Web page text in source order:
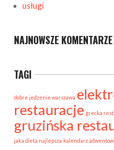
usługi
NAJNOWSZE KOMENTARZE
TAGI
dobre jedzenie warszawa
restauracje grecka
gruzińska
jaka dieta najlepsza kalendarz